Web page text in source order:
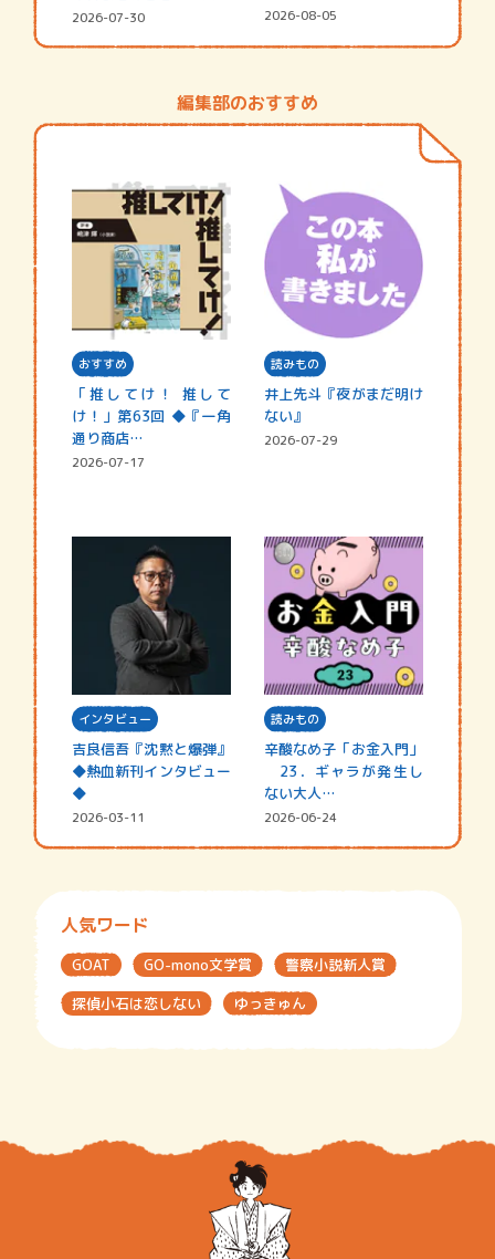
シャ…
2026-07-30 2026-08-05
編集部のおすすめ
おすすめ
「推してけ！ 推して
け！」第63回 ◆『一角
通り商店…
2026-07-17
読みもの
井上先斗『夜がまだ明け
ない』
2026-07-29
インタビュー
吉良信吾『沈黙と爆弾』
◆熱血新刊インタビュー
◆
2026-03-11
読みもの
辛酸なめ子「お金入門」
23．ギャラが発生し
ない大人…
2026-06-24
人気ワード
GOAT GO-mono文学賞
警察小説新人賞
探偵小石は恋しない
ゆっきゅん